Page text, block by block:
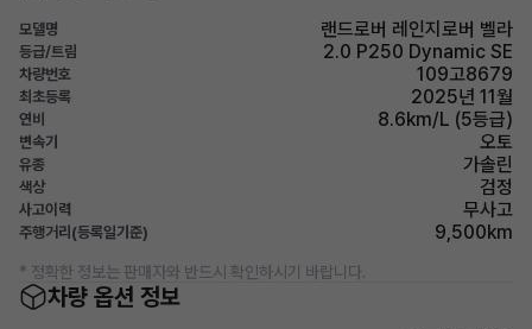
모델명 랜드로버 레인지로버 벨라
등급/트림 2.0 P250 Dynamic SE
차량번호 109고8679
최초등록 2025년 11월
연비 8.6km/L (5등급)
변속기 오토
유종 가솔린
색상 검정
사고이력 무사고
주행거리(등록일기준) 9,500km
* 정확한 정보는 판매자와 반드시 확인하시기 바랍니다.
차량 옵션 정보